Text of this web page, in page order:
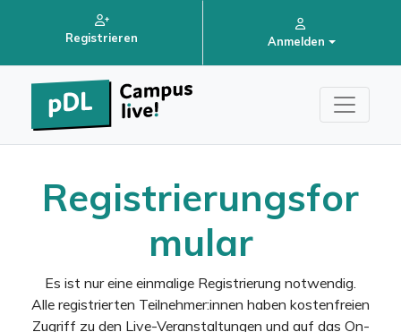
Registrieren Anmelden
Registrierungsfor
mular
Es ist nur eine einmalige Registrierung notwendig.
Alle registrierten Teilnehmer:innen haben kostenfreien
Zugriff zu den Live-Veranstaltungen und auf das On-